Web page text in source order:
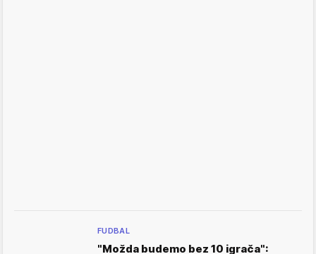
FUDBAL
"Možda budemo bez 10 igrača":